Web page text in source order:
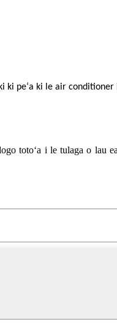
ki peʻa ki le air
totoʻa i le tulaga o lau ea